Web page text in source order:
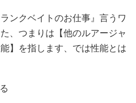
ンクベイトのお仕事』言うワ
、つまりは【他のルアージャ
】を指します、では性能とは